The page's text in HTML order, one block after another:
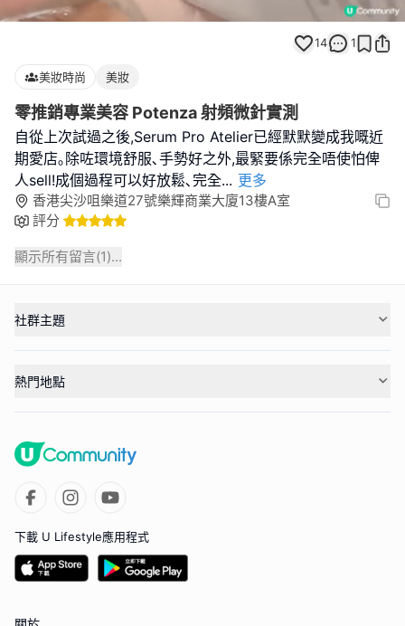
Loaded
100.00%
Unmute
14 1
美妝時尚 美妝
零推銷專業美容 Potenza 射頻微針實測
自從上次試過之後,Serum Pro Atelier已經默默變成我嘅近
期愛店｡除咗環境舒服､手勢好之外,最緊要係完全唔使怕俾
人sell!成個過程可以好放鬆､完全... 更多
香港尖沙咀樂道27號樂輝商業大廈13樓A室
評分
顯示所有留言(1)...
社群主題
熱門地點
下載 U Lifestyle應用程式